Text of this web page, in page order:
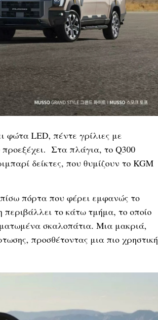
φώτα LED, πέντε γρίλιες με
Στα πλάγια, το Q300
δείκτες, που θυμίζουν το KGM
πόρτα που φέρει εμφανώς το
το κάτω τμήμα, το οποίο
σκαλοπάτια. Μια μακριά,
προσθέτοντας μια πιο χρηστική